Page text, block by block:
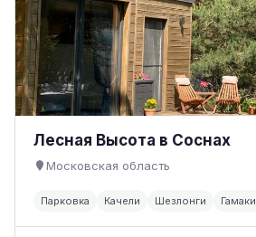
Лесная Высота в Соснах
Московская область
Парковка Качели Шезлонги Гамаки